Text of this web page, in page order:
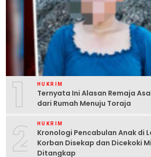
1 HUKRIM
Ternyata Ini Alasan Remaja
dari Rumah Menuju Toraja
2 HUKRIM
Kronologi Pencabulan Anak di
Korban Disekap dan Dicekoki
Ditangkap